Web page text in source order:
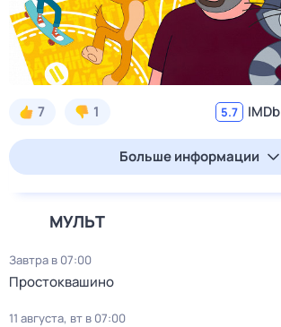
7 1 5.7 IMDb
Больше информации
МУЛЬТ
Завтра в 07:00
Простоквашино
11 августа, вт в 07:00